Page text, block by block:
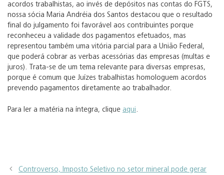
acordos trabalhistas, ao invés de depósitos nas contas do FGTS,
nossa sócia Maria Andréia dos Santos destacou que o resultado
final do julgamento foi favorável aos contribuintes porque
reconheceu a validade dos pagamentos efetuados, mas
representou também uma vitória parcial para a União Federal,
que poderá cobrar as verbas acessórias das empresas (multas e
juros). Trata-se de um tema relevante para diversas empresas,
porque é comum que Juízes trabalhistas homologuem acordos
prevendo pagamentos diretamente ao trabalhador.
Para ler a matéria na íntegra, clique aqui.
Controverso, Imposto Seletivo no setor mineral pode gerar